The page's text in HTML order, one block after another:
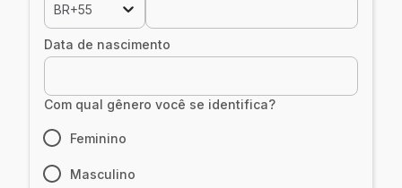
BR+55
Data de nascimento
Com qual gênero você se identifica?
Feminino
Masculino